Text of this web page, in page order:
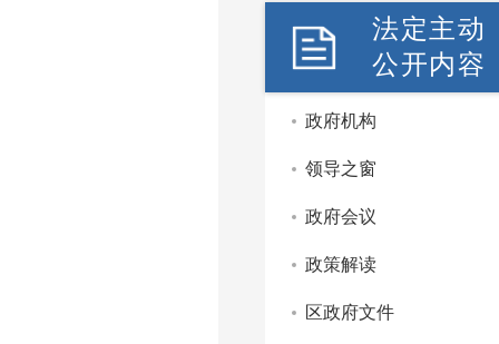
法定主动
公开内容
政府机构
领导之窗
政府会议
政策解读
区政府文件